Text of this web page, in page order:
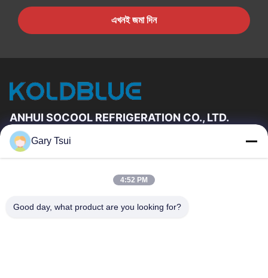
এখনই জমা দিন
ANHUI SOCOOL REFRIGERATION CO., LTD.
দ্রুত লিঙ্ক
আমাদের সম্পর্কে
কারখানা ভ্রমণ
মান নিয়ন্ত্রণ
Gary Tsui
4:52 PM
Good day, what product are you looking for?